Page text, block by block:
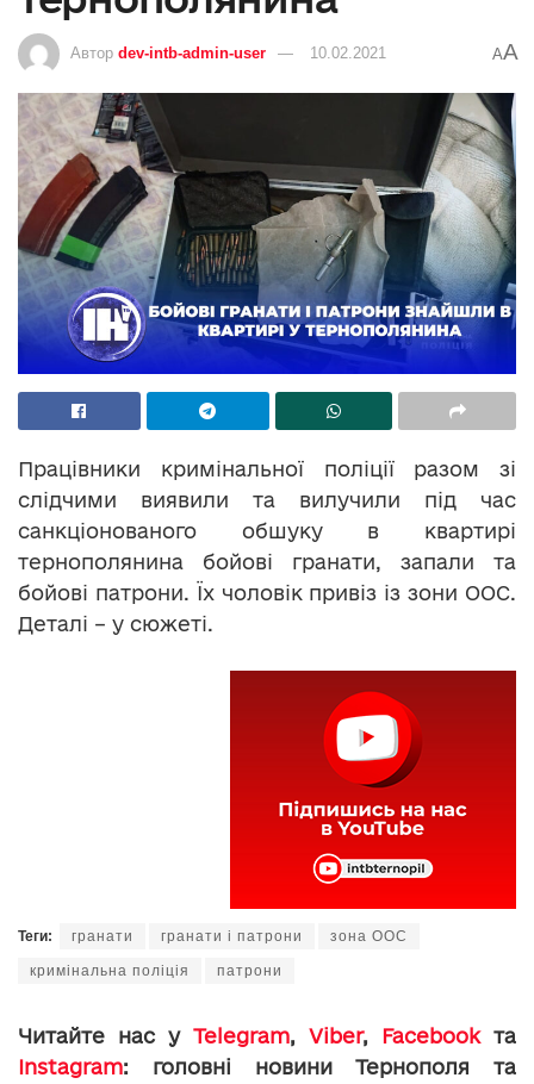
Автор dev-intb-admin-user 10.02.2021 AA
Працівники кримінальної поліції разом зі
слідчими виявили та вилучили під час
санкціонованого обшуку в квартирі
тернополянина бойові гранати, запали та
бойові патрони. Їх чоловік привіз із зони ООС.
Деталі – у сюжеті.
Теги: гранати гранати і патрони зона ООС
кримінальна поліція патрони
Читайте нас у Telegram, Viber, Facebookта
Instagram: головні новини Тернополя та